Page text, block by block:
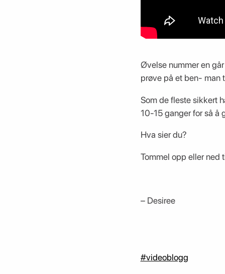
Øvelse nummer en
prøve på et ben- man
Som de fleste sikkert
10-15 ganger for så å
Hva sier du?
Tommel opp eller ned
– Desiree
#videoblogg